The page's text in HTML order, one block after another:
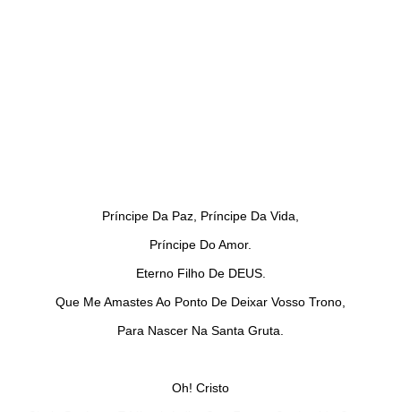
Príncipe Da Paz, Príncipe Da Vida,
Príncipe Do Amor.
Eterno Filho De DEUS.
Que Me Amastes Ao Ponto De Deixar Vosso Trono,
Para Nascer Na Santa Gruta.
Oh! Cristo